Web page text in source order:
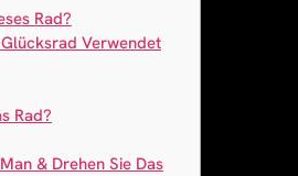
Rad?
Verwendet
Rad?
& Drehen Sie Das